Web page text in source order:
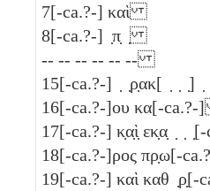
7[-ca.?-] καὶ
8[-ca.?-] ̣π̣ ̣
-- -- -- -- -- --
15[-ca.?-] ̣ ̣ρ̣ακ[
16[-ca.?-]ου κα[-
17[-ca.?-] κ̣α̣ὶ̣ εκ̣α̣
18[-ca.?-]ρος πρ̣ω[-
19[-ca.?-] καὶ καθ